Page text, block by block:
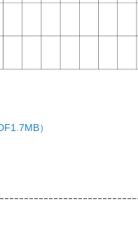
）
ｰｰｰｰｰｰｰｰｰｰｰｰｰｰｰｰｰｰｰｰｰｰｰｰｰ